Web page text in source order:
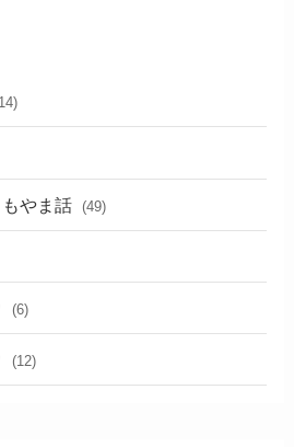
やま話 (49)
(6)
(12)